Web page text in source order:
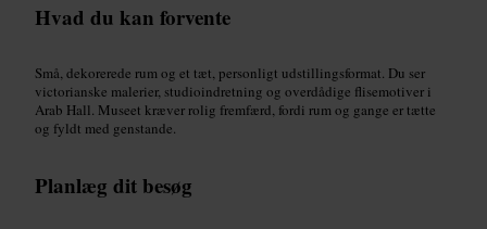
Hvad du kan forvente
Små, dekorerede rum og et tæt, personligt udstillingsformat. Du ser
victorianske malerier, studioindretning og overdådige flisemotiver i
Arab Hall. Museet kræver rolig fremfærd, fordi rum og gange er tætte
og fyldt med genstande.
Planlæg dit besøg